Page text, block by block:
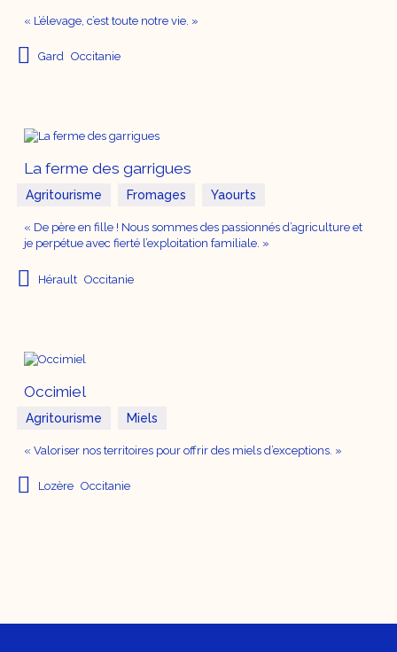
« L’élevage, c’est toute notre vie. »
Gard Occitanie
La ferme des garrigues
Agritourisme Fromages Yaourts
« De père en fille ! Nous sommes des passionnés d’agriculture et
je perpétue avec fierté l’exploitation familiale. »
Hérault Occitanie
Occimiel
Agritourisme Miels
« Valoriser nos territoires pour offrir des miels d’exceptions. »
Lozère Occitanie